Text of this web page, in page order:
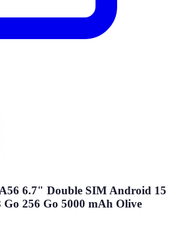
6.7" Double SIM Android 15
Go 256 Go 5000 mAh Olive